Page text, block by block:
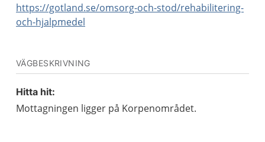
https://gotland.se/omsorg-och-stod/rehabilitering-
och-hjalpmedel
VÄGBESKRIVNING
Hitta hit:
Mottagningen ligger på Korpenområdet.